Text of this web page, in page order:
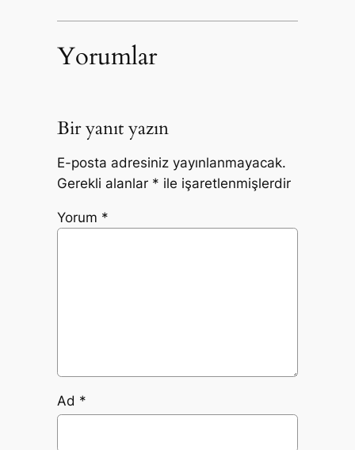
Yorumlar
Bir yanıt yazın
E-posta adresiniz yayınlanmayacak.
Gerekli alanlar * ile işaretlenmişlerdir
Yorum *
Ad *